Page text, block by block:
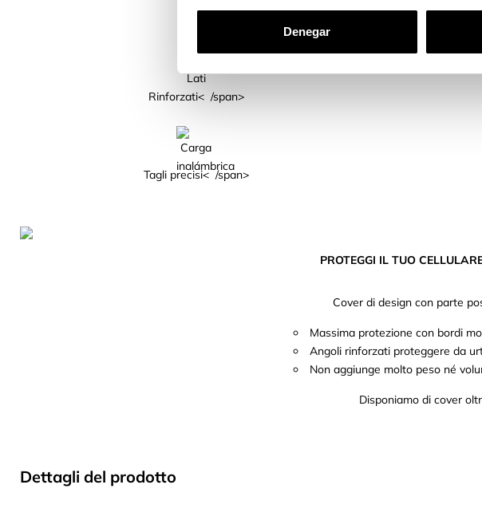
Denegar
Lati
Rinforzati< /span>
Tagli precisi< /span>
PROTEGGI IL TUO
Cover di design con parte
Massima protezione con bordi
Angoli rinforzati proteggere da
Non aggiunge molto peso né
Disponiamo di cover
Dettagli del prodotto